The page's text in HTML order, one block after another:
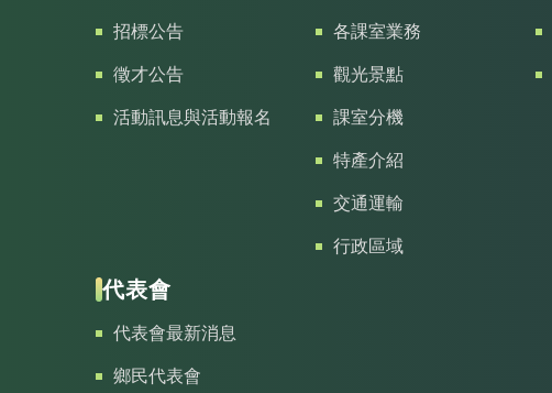
招標公告
徵才公告
活動訊息與活動報名
各課室業務
觀光景點
課室分機
特產介紹
交通運輸
行政區域
代表會
代表會最新消息
鄉民代表會